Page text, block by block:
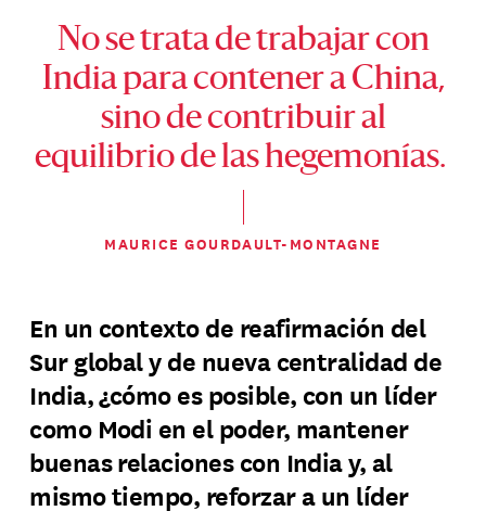
No se trata de trabajar con
India para contener a China,
sino de contribuir al
equilibrio de las hegemonías.
MAURICE GOURDAULT-MONTAGNE
En un contexto de reafirmación del
Sur global y de nueva centralidad de
India, ¿cómo es posible, con un líder
como Modi en el poder, mantener
buenas relaciones con India y, al
mismo tiempo, reforzar a un líder